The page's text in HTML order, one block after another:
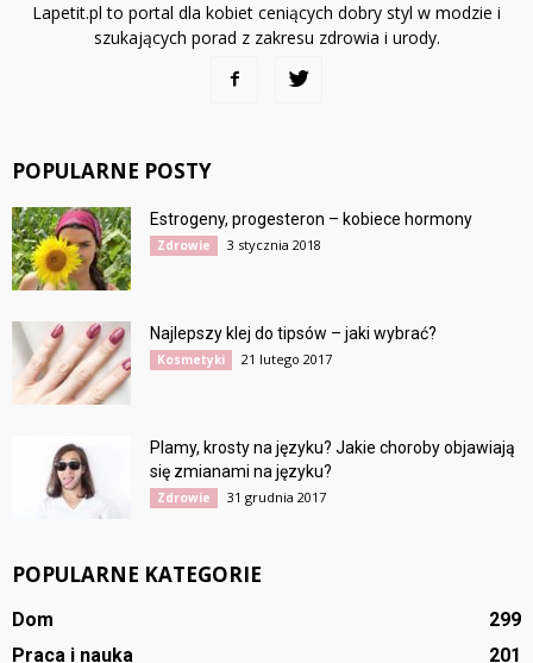
Lapetit.pl to portal dla kobiet ceniących dobry styl w modzie i
szukających porad z zakresu zdrowia i urody.
POPULARNE POSTY
Estrogeny, progesteron – kobiece hormony
Zdrowie 3 stycznia 2018
Najlepszy klej do tipsów – jaki wybrać?
Kosmetyki 21 lutego 2017
Plamy, krosty na języku? Jakie choroby objawiają
się zmianami na języku?
Zdrowie 31 grudnia 2017
POPULARNE KATEGORIE
Dom
299
Praca i nauka
201